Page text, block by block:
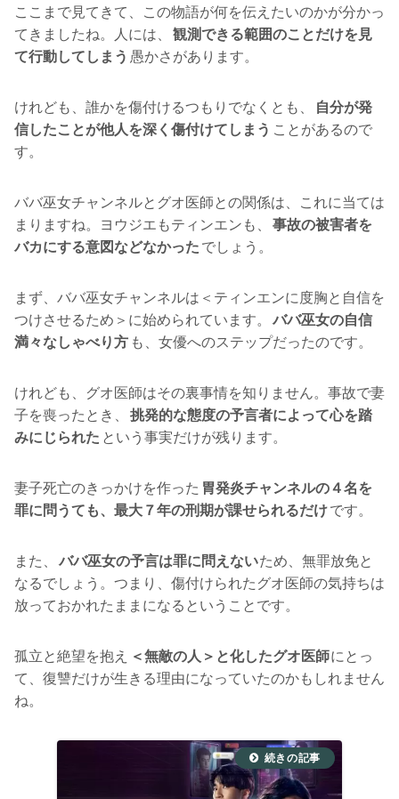
ここまで見てきて、この物語が何を伝えたいのかが分かっ
てきましたね。人には、
観測できる範囲のことだけを見
て行動してしまう 愚かさがあります。
けれども、誰かを傷付けるつもりでなくとも、
自分が発
信したことが他人を深く傷付けてしまう ことがあるので
す。
ババ巫女チャンネルとグオ医師との関係は、これに当ては
まりますね。ヨウジエもティンエンも、
事故の被害者を
バカにする意図などなかった でしょう。
まず、ババ巫女チャンネルは＜ティンエンに度胸と自信を
つけさせるため＞に始められています。
ババ巫女の自信
満々なしゃべり方 も、女優へのステップだったのです。
けれども、グオ医師はその裏事情を知りません。事故で妻
子を喪ったとき、
挑発的な態度の予言者によって心を踏
みにじられた という事実だけが残ります。
妻子死亡のきっかけを作った 胃発炎チャンネルの４名を
罪に問うても、最大７年の刑期が課せられるだけです。
また、 ババ巫女の予言は罪に問えないため、無罪放免と
なるでしょう。つまり、傷付けられたグオ医師の気持ちは
放っておかれたままになるということです。
孤立と絶望を抱え ＜無敵の人＞と化したグオ医師にとっ
て、復讐だけが生きる理由になっていたのかもしれません
ね。